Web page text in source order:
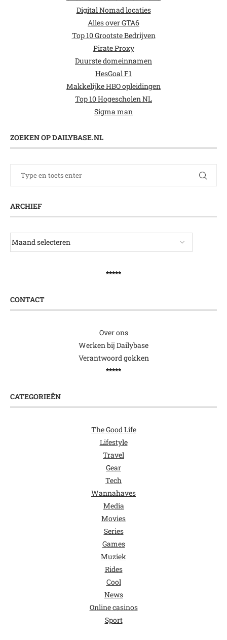
Digital Nomad locaties
Alles over GTA6
Top 10 Grootste Bedrijven
Pirate Proxy
Duurste domeinnamen
HesGoal F1
Makkelijke HBO opleidingen
Top 10 Hogescholen NL
Sigma man
ZOEKEN OP DAILYBASE.NL
ARCHIEF
*****
CONTACT
Over ons
Werken bij Dailybase
Verantwoord gokken
*****
CATEGORIEËN
The Good Life
Lifestyle
Travel
Gear
Tech
Wannahaves
Media
Movies
Series
Games
Muziek
Rides
Cool
News
Online casinos
Sport